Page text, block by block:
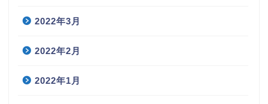
2022年3月
2022年2月
2022年1月